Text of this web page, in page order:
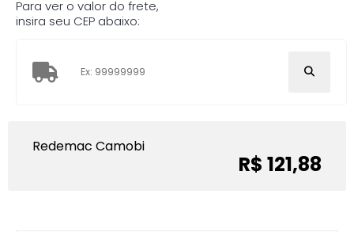
Para ver o valor do frete,
insira seu CEP abaixo:
Redemac Camobi
R$ 121,88